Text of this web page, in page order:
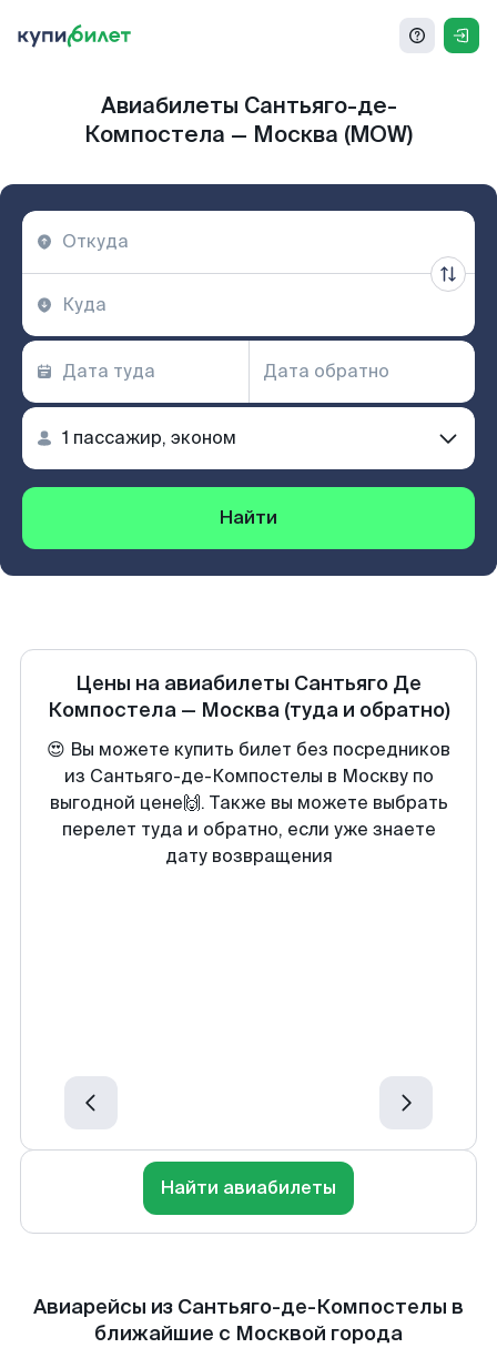
Авиабилеты Сантьяго-де-
Компостела — Москва (MOW)
Найти
Цены на авиабилеты Сантьяго Де
Компостела— Москва (туда и обратно)
😍 Вы можете купить билет без посредников
из Сантьяго-де-Компостелы в Москву по
выгодной цене🙌. Также вы можете выбрать
перелет туда и обратно, если уже знаете
дату возвращения
Найти авиабилеты
Авиарейсы из Сантьяго-де-Компостелы в
ближайшие с Москвой города